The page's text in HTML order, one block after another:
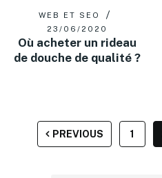
WEB ET SEO
23/06/2020
Où acheter un rideau
de douche de qualité ?
PAGINATION
PREVIOUS 1